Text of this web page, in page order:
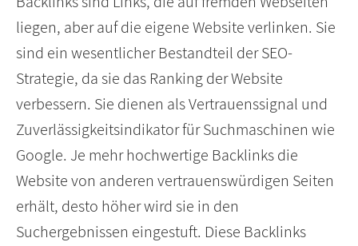
liegen, aber auf die eigene Website verlinken. Sie
sind ein wesentlicher Bestandteil der SEO-
Strategie, da sie das Ranking der Website
verbessern. Sie dienen als Vertrauenssignal und
Zuverlässigkeitsindikator für Suchmaschinen wie
Google. Je mehr hochwertige Backlinks die
Website von anderen vertrauenswürdigen Seiten
erhält, desto höher wird sie in den
Suchergebnissen eingestuft. Diese Backlinks